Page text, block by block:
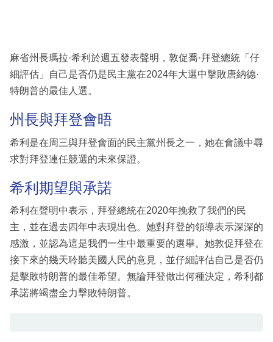
區
麻省州長瑪拉·希利於週五發表聲明，敦促喬·拜登總統「仔
細評估」自己是否仍是民主黨在2024年大選中擊敗唐納德·
特朗普的最佳人選。
州長與拜登會晤
希利是在周三與拜登會面的民主黨州長之一，她在會議中尋
求對拜登連任競選的未來保證。
希利期望與承諾
希利在聲明中表示，拜登總統在2020年挽救了我們的民
主，並在過去四年中表現出色。她對拜登的領導表示深深的
感激，並認為這是我們一生中最重要的選舉。她敦促拜登在
接下來的幾天聆聽美國人民的意見，並仔細評估自己是否仍
是擊敗特朗普的最佳希望。無論拜登做出何種決定，希利都
承諾將竭盡全力擊敗特朗普。